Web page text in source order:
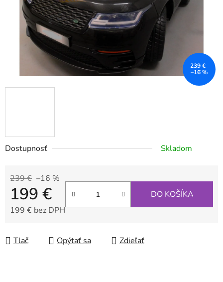
Dostupnosť Skladom
239 € –16 %
199 €
199 € bez DPH
DO KOŠÍKA
Tlač Opýtať sa Zdieľať
239 €
–16 %